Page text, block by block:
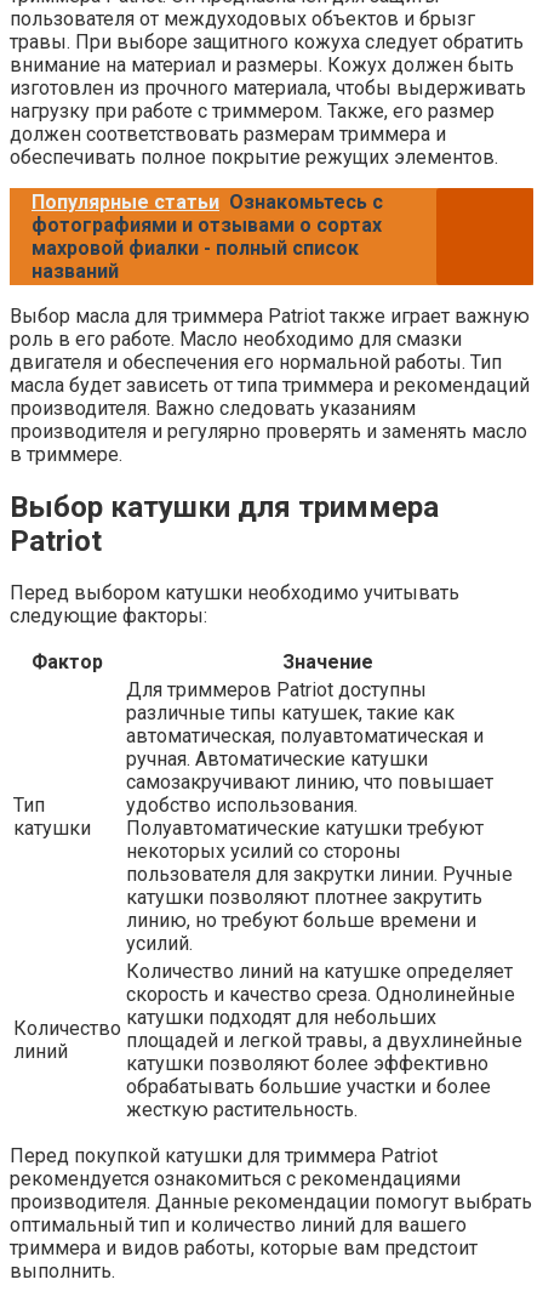
пользователя от междуходовых объектов и брызг
травы. При выборе защитного кожуха следует обратить
внимание на материал и размеры. Кожух должен быть
изготовлен из прочного материала, чтобы выдерживать
нагрузку при работе с триммером. Также, его размер
должен соответствовать размерам триммера и
обеспечивать полное покрытие режущих элементов.
Популярные статьи Ознакомьтесь с
фотографиями и отзывами о сортах
махровой фиалки - полный список
названий
Выбор масла для триммера Patriot также играет важную
роль в его работе. Масло необходимо для смазки
двигателя и обеспечения его нормальной работы. Тип
масла будет зависеть от типа триммера и рекомендаций
производителя. Важно следовать указаниям
производителя и регулярно проверять и заменять масло
в триммере.
Выбор катушки для триммера
Patriot
Перед выбором катушки необходимо учитывать
следующие факторы:
Фактор
Значение
Тип
катушки
Для триммеров Patriot доступны
различные типы катушек, такие как
автоматическая, полуавтоматическая и
ручная. Автоматические катушки
самозакручивают линию, что повышает
удобство использования.
Полуавтоматические катушки требуют
некоторых усилий со стороны
пользователя для закрутки линии. Ручные
катушки позволяют плотнее закрутить
линию, но требуют больше времени и
усилий.
Количество
линий
Количество линий на катушке определяет
скорость и качество среза. Однолинейные
катушки подходят для небольших
площадей и легкой травы, а двухлинейные
катушки позволяют более эффективно
обрабатывать большие участки и более
жесткую растительность.
Перед покупкой катушки для триммера Patriot
рекомендуется ознакомиться с рекомендациями
производителя. Данные рекомендации помогут выбрать
оптимальный тип и количество линий для вашего
триммера и видов работы, которые вам предстоит
выполнить.